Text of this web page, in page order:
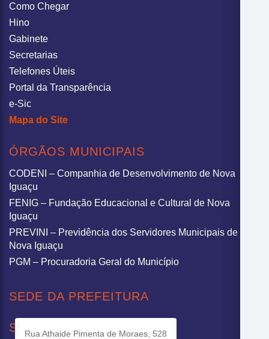
Como Chegar
Hino
Gabinete
Secretarias
Telefones Úteis
Portal da Transparência
e-Sic
Mapa do Site
ÓRGÃOS MUNICIPAIS
CODENI – Companhia de Desenvolvimento de Nova
Iguaçu
FENIG – Fundação Educacional e Cultural de Nova
Iguaçu
PREVINI – Previdência dos Servidores Municipais de
Nova Iguaçu
PGM – Procuradoria Geral do Município
SEDE DA PREFEITURA
Rua Athaide Pimenta de Moraes, 528
SECRETARIAS